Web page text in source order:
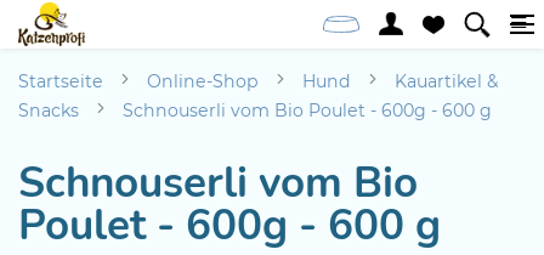
Startseite Online-Shop Hund
Kauartikel &
Snacks
Schnouserli vom Bio Poulet - 600g - 600 g
Schnouserli vom Bio
Poulet - 600g - 600 g